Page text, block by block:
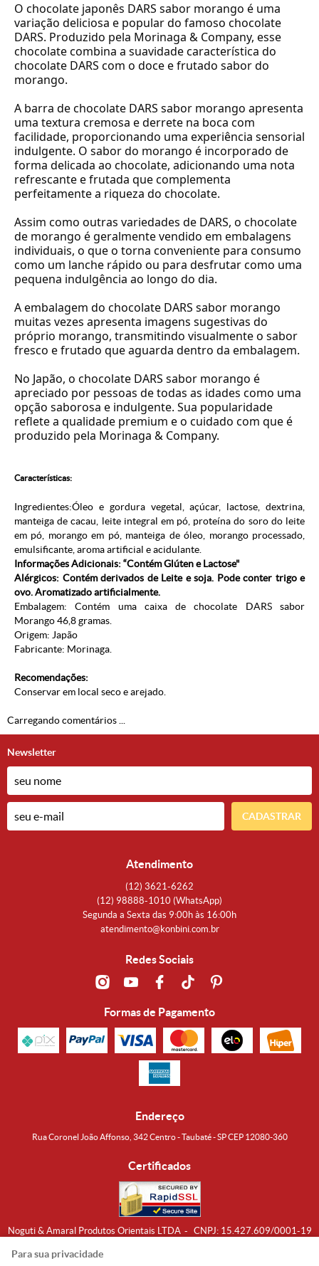
O chocolate japonês DARS sabor morango é uma
variação deliciosa e popular do famoso chocolate
DARS. Produzido pela Morinaga & Company, esse
chocolate combina a suavidade característica do
chocolate DARS com o doce e frutado sabor do
morango.
A barra de chocolate DARS sabor morango apresenta
uma textura cremosa e derrete na boca com
facilidade, proporcionando uma experiência sensorial
indulgente. O sabor do morango é incorporado de
forma delicada ao chocolate, adicionando uma nota
refrescante e frutada que complementa
perfeitamente a riqueza do chocolate.
Assim como outras variedades de DARS, o chocolate
de morango é geralmente vendido em embalagens
individuais, o que o torna conveniente para consumo
como um lanche rápido ou para desfrutar como uma
pequena indulgência ao longo do dia.
A embalagem do chocolate DARS sabor morango
muitas vezes apresenta imagens sugestivas do
próprio morango, transmitindo visualmente o sabor
fresco e frutado que aguarda dentro da embalagem.
No Japão, o chocolate DARS sabor morango é
apreciado por pessoas de todas as idades como uma
opção saborosa e indulgente. Sua popularidade
reflete a qualidade premium e o cuidado com que é
produzido pela Morinaga & Company.
Características:
Ingredientes:Óleo e gordura vegetal, açúcar, lactose, dextrina,
manteiga de cacau, leite integral em pó, proteína do soro do leite
em pó, morango em pó, manteiga de óleo, morango processado,
emulsificante, aroma artificial e acidulante.
Informações Adicionais: “Contém Glúten e Lactose"
Alérgicos: Contém derivados de Leite e soja. Pode conter trigo e
ovo. Aromatizado artificialmente.
Embalagem: Contém uma caixa de chocolate DARS sabor
Morango 46,8 gramas.
Origem: Japão
Fabricante: Morinaga.
Recomendações:
Conservar em local seco e arejado.
Carregando comentários ...
Newsletter
CADASTRAR
Atendimento
(12) 3621-6262
(12) 98888-1010 (WhatsApp)
Segunda a Sexta das 9:00h às 16:00h
atendimento@konbini.com.br
Redes Sociais
Formas de Pagamento
Endereço
Rua Coronel João Affonso, 342 Centro - Taubaté - SP CEP 12080-360
Certificados
Noguti & Amaral Produtos Orientais LTDA CNPJ: 15.427.609/0001-19
Para sua privacidade